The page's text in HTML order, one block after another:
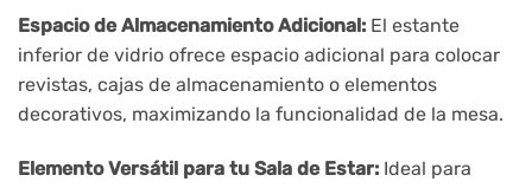
Espacio de Almacenamiento Adicional: El estante
inferior de vidrio ofrece espacio adicional para colocar
revistas, cajas de almacenamiento o elementos
decorativos, maximizando la funcionalidad de la mesa.
Elemento Versátil para tu Sala de Estar: Ideal para